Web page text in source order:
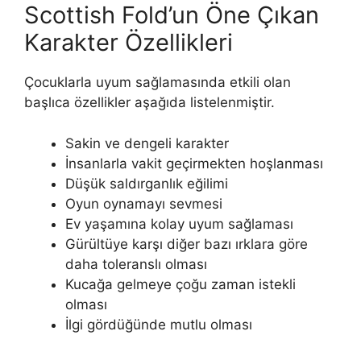
Scottish Fold’un Öne Çıkan
Karakter Özellikleri
Çocuklarla uyum sağlamasında etkili olan
başlıca özellikler aşağıda listelenmiştir.
Sakin ve dengeli karakter
İnsanlarla vakit geçirmekten hoşlanması
Düşük saldırganlık eğilimi
Oyun oynamayı sevmesi
Ev yaşamına kolay uyum sağlaması
Gürültüye karşı diğer bazı ırklara göre
daha toleranslı olması
Kucağa gelmeye çoğu zaman istekli
olması
İlgi gördüğünde mutlu olması